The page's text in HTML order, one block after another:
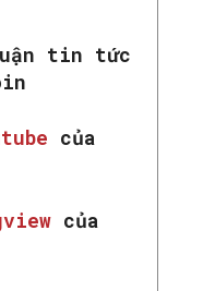
tin tức
của
của